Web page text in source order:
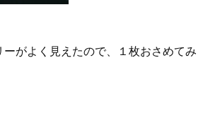
がよく見えたので、１枚おさめてみ